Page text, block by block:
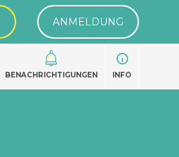
ANMELDUNG
BENACHRICHTIGUNGEN INFO